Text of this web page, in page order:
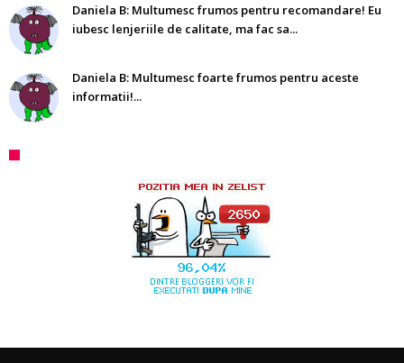
Daniela B: Multumesc frumos pentru recomandare! Eu
iubesc lenjeriile de calitate, ma fac sa...
Daniela B: Multumesc foarte frumos pentru aceste
informatii!...